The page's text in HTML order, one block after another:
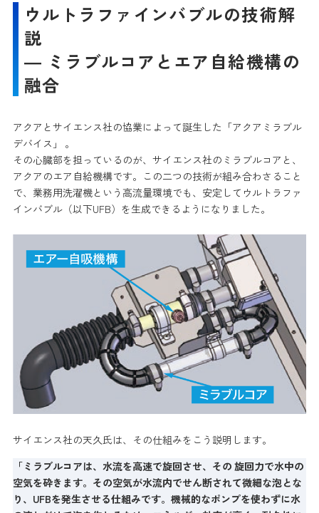
ウルトラファインバブルの技術解
説
― ミラブルコアとエア自給機構の
融合
アクアとサイエンス社の協業によって誕生した「アクアミラブル
デバイス」 。
その心臓部を担っているのが、サイエンス社のミラブルコアと、
アクアのエア自給機構です。この二つの技術が組み合わさること
で、業務用洗濯機という高流量環境でも、安定してウルトラファ
インバブル（以下UFB）を生成できるようになりました。
サイエンス社の天久氏は、その仕組みをこう説明します。
「ミラブルコアは、水流を高速で旋回させ、その 旋回力で水中の
空気を砕きます。その空気が水流内でせん断されて微細な泡とな
り、UFBを発生させる仕組みです。機械的なポンプを使わずに水